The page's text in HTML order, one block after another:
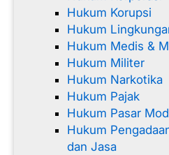
Hukum Korupsi
Hukum
Hukum Medis &
Hukum Militer
Hukum Narkotika
Hukum Pajak
Hukum Pasar
Hukum
dan Jasa